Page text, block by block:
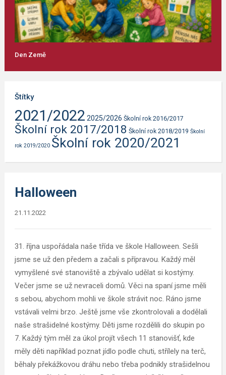
Den Země
Štítky
2021/2022 2025/2026 Školní rok 2016/2017
Školní rok 2017/2018 Školní rok 2018/2019 Školní
rok 2019/2020 Školní rok 2020/2021
Halloween
21.11.2022
31. října uspořádala naše třída ve škole Halloween. Sešli
jsme se už den předem a začali s přípravou. Každý měl
vymyšlené své stanoviště a zbývalo udělat si kostýmy.
Večer jsme se už nevraceli domů. Věci na spaní jsme měli
s sebou, abychom mohli ve škole strávit noc. Ráno jsme
vstávali velmi brzo. Ještě jsme vše zkontrolovali a dodělali
naše strašidelné kostýmy. Děti jsme rozdělili do skupin po
7. Každý tým měl za úkol projít všech 11 stanovišť, kde
měly děti například poznat jídlo podle chuti, střílely na terč,
běhaly překážkovou dráhu nebo třeba podnikly strašidelnou